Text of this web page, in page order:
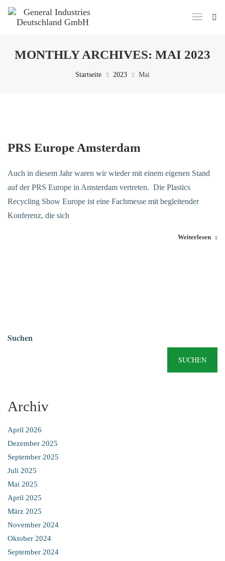
MONTHLY ARCHIVES: MAI 2023
Startseite 2023 Mai
PRS Europe Amsterdam
Auch in diesem Jahr waren wir wieder mit einem eigenen Stand
auf der PRS Europe in Amsterdam vertreten. Die Plastics
Recycling Show Europe ist eine Fachmesse mit begleitender
Konferenz, die sich
Weiterlesen
Suchen
SUCHEN
Archiv
April 2026
Dezember 2025
September 2025
Juli 2025
Mai 2025
April 2025
März 2025
November 2024
Oktober 2024
September 2024